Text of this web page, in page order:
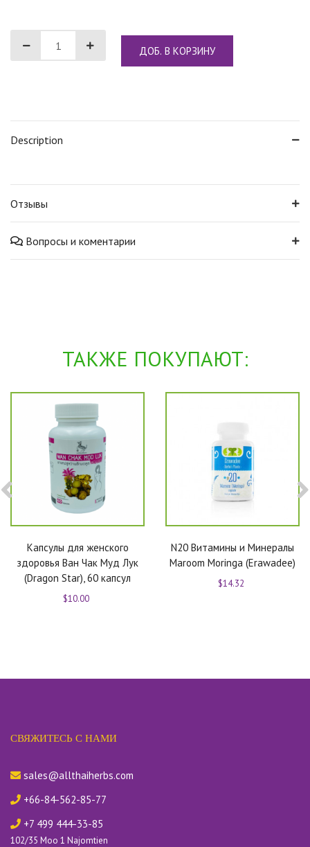
ДОБ. В КОРЗИНУ
Description
Отзывы
Вопросы и коментарии
ТАКЖЕ ПОКУПАЮТ:
Капсулы для женского
здоровья Ван Чак Муд Лук
(Dragon Star), 60 капсул
$10.00
N20 Витамины и Минералы
Maroom Moringa (Erawadee)
$14.32
СВЯЖИТЕСЬ С НАМИ
sales@allthaiherbs.com
+66-84-562-85-77
+7 499 444-33-85
102/35 Moo 1 Najomtien